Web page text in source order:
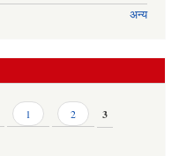
अन्य
1 2 3